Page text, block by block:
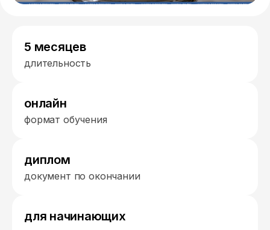
5 месяцев
длительность
онлайн
формат обучения
диплом
документ по окончании
для начинающих